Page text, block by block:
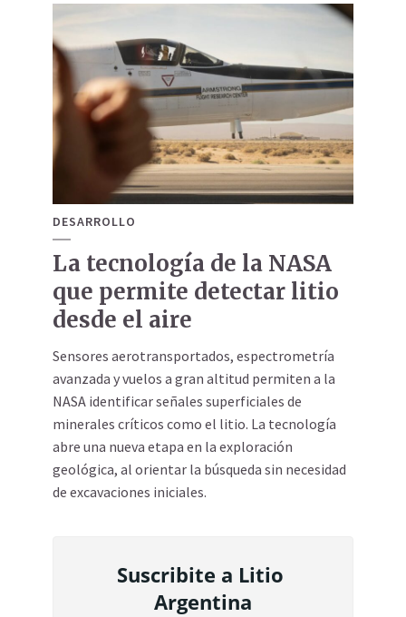
DESARROLLO
La tecnología de la NASA
que permite detectar litio
desde el aire
Sensores aerotransportados, espectrometría
avanzada y vuelos a gran altitud permiten a la
NASA identificar señales superficiales de
minerales críticos como el litio. La tecnología
abre una nueva etapa en la exploración
geológica, al orientar la búsqueda sin necesidad
de excavaciones iniciales.
Suscribite a Litio
Argentina